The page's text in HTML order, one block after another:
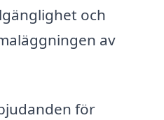
och
av
för